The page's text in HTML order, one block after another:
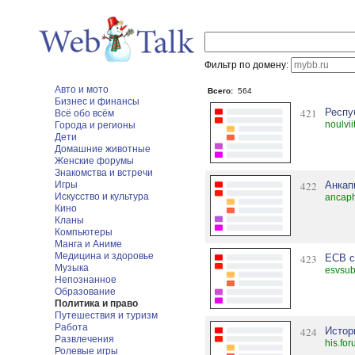
Фильтр по домену:
Авто и мото
Бизнес и финансы
Всё обо всём
Города и регионы
Дети
Домашние животные
Женские форумы
Знакомства и встречи
Игры
Искусство и культура
Кино
Кланы
Компьютеры
Манга и Аниме
Медицина и здоровье
Музыка
Непознанное
Образование
Политика и право
Путешествия и туризм
Работа
Развлечения
Ролевые игры
Всего: 564
421
422
423 ЕСВ
424